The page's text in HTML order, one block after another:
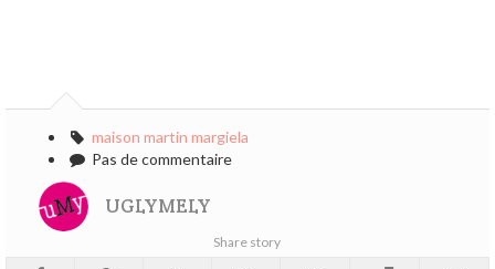
maison martin margiela
Pas de commentaire
UGLYMELY
Share story